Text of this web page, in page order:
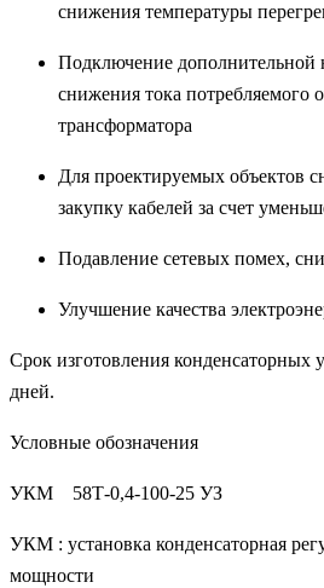
снижения температуры
Подключение дополнительной
снижения тока потребляемого
трансформатора
Для проектируемых объектов
закупку кабелей за счет
Подавление сетевых помех,
Улучшение качества
Срок изготовления
дней.
Условные обозначения
УКМ 58Т-0,4-100-25 УЗ
УКМ : установка конденсаторная
мощности